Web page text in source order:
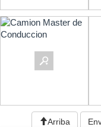
Arriba